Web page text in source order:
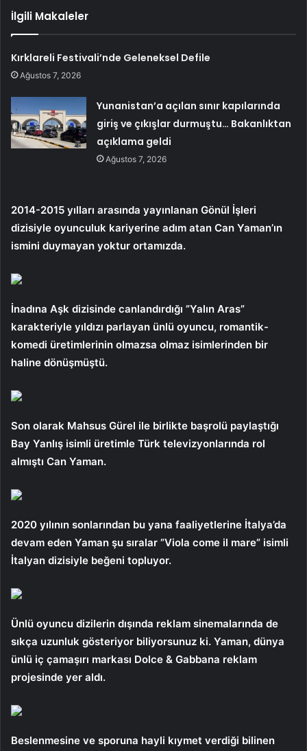
İlgili Makaleler
Kırklareli Festivali’nde Geleneksel Defile
Ağustos 7, 2026
Yunanistan’a açılan sınır kapılarında
giriş ve çıkışlar durmuştu… Bakanlıktan
açıklama geldi
Ağustos 7, 2026
2014-2015 yılları arasında yayınlanan Gönül İşleri
dizisiyle oyunculuk kariyerine adım atan Can Yaman’ın
ismini duymayan yoktur ortamızda.
İnadına Aşk dizisinde canlandırdığı ”Yalın Aras”
karakteriyle yıldızı parlayan ünlü oyuncu, romantik-
komedi üretimlerinin olmazsa olmaz isimlerinden bir
haline dönüşmüştü.
Son olarak Mahsus Gürel ile birlikte başrolü paylaştığı
Bay Yanlış isimli üretimle Türk televizyonlarında rol
almıştı Can Yaman.
2020 yılının sonlarından bu yana faaliyetlerine İtalya’da
devam eden Yaman şu sıralar ”Viola come il mare” isimli
İtalyan dizisiyle beğeni topluyor.
Ünlü oyuncu dizilerin dışında reklam sinemalarında de
sıkça uzunluk gösteriyor biliyorsunuz ki. Yaman, dünya
ünlü iç çamaşırı markası Dolce & Gabbana reklam
projesinde yer aldı.
Beslenmesine ve sporuna hayli kıymet verdiği bilinen